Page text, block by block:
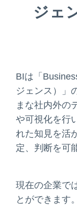
ジェ
BIは「
ジェンス）」
まな社内外の
や可視化を行
れた知見を活
定、判断を可
現在の企業で
とができます